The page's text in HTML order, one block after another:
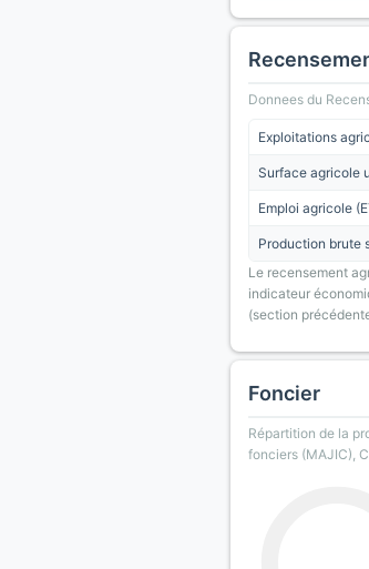
Donnees du
Exploitations
Surface agricole
Emploi agricole
Production brute
Le recensement
indicateur
(section
Foncier
Répartition de la
fonciers (MAJIC),